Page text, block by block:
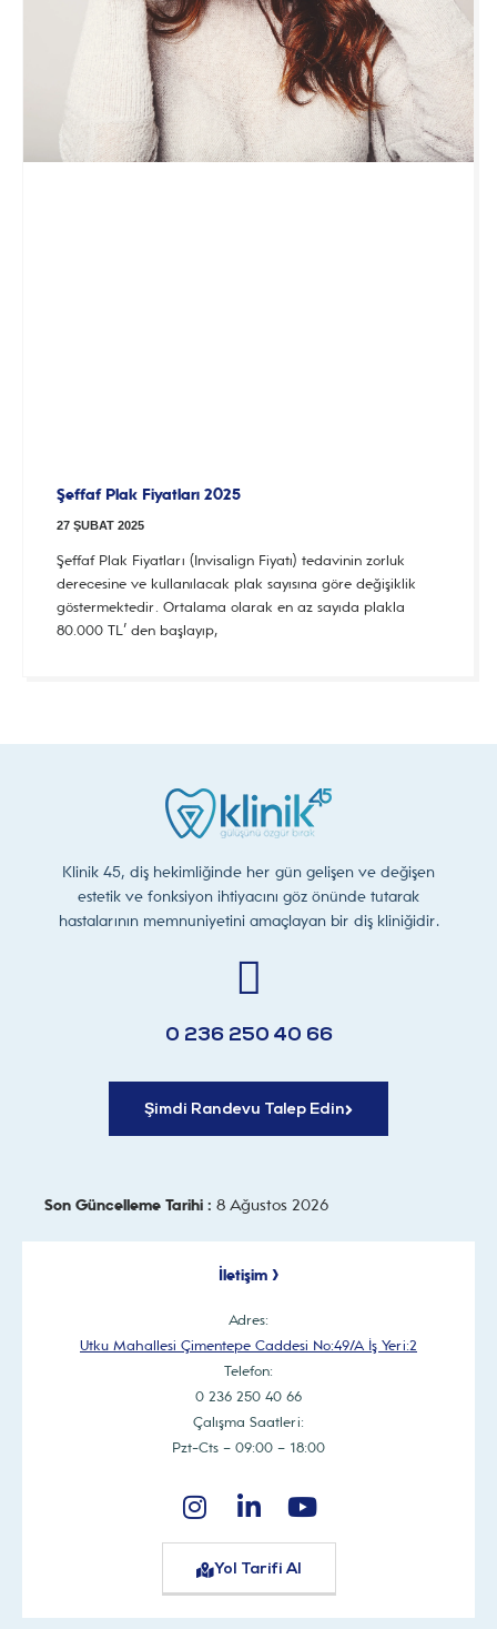
Şeffaf Plak Fiyatları 2025
27 ŞUBAT 2025
Şeffaf Plak Fiyatları (Invisalign Fiyatı) tedavinin zorluk
derecesine ve kullanılacak plak sayısına göre değişiklik
göstermektedir. Ortalama olarak en az sayıda plakla
80.000 TL’ den başlayıp,
Klinik 45, diş hekimliğinde her gün gelişen ve değişen
estetik ve fonksiyon ihtiyacını göz önünde tutarak
hastalarının memnuniyetini amaçlayan bir diş kliniğidir.
0 236 250 40 66
Şimdi Randevu Talep Edin
Son Güncelleme Tarihi : 8 Ağustos 2026
İletişim >
Adres:
Utku Mahallesi Çimentepe Caddesi No:49/A İş Yeri:2
Telefon:
0 236 250 40 66
Çalışma Saatleri:
Pzt-Cts – 09:00 – 18:00
Yol Tarifi Al